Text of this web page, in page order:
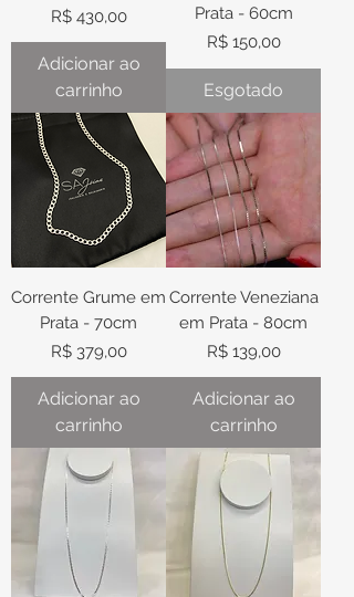
Preço
R$ 430,00
Adicionar ao
carrinho
Prata - 60cm
Preço
R$ 150,00
Esgotado
Corrente Grume em
Prata - 70cm
Preço
R$ 379,00
Adicionar ao
carrinho
Corrente Veneziana
em Prata - 80cm
Preço
R$ 139,00
Adicionar ao
carrinho